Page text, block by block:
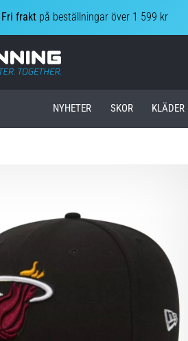
Fri frakt på beställningar över 1 599 kr
Top4Running.se
NYHETER SKOR KLÄDER